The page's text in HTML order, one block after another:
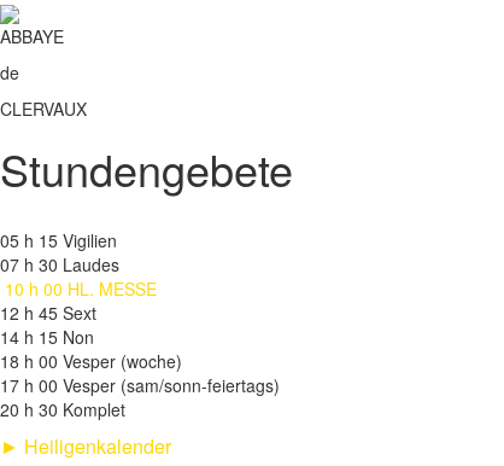
ABBAYE
de
CLERVAUX
Stundengebete
05 h 15 Vigilien
07 h 30 Laudes
10 h 00 HL. MESSE
12 h 45 Sext
14 h 15 Non
18 h 00 Vesper (woche)
17 h 00 Vesper (sam/sonn-feiertags)
20 h 30 Komplet
► Heiligenkalender